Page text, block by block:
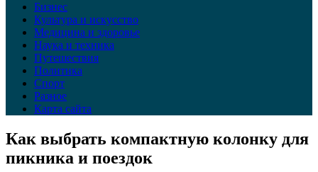
Бизнес
Культура и искусство
Медицина и здоровье
Наука и техника
Путешествия
Политика
Спорт
Разное
Карта сайта
Как выбрать компактную колонку для
пикника и поездок